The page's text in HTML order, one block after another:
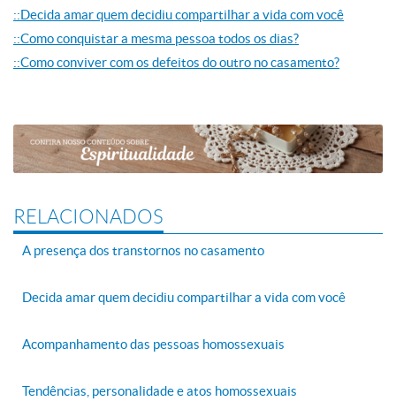
::Decida amar quem decidiu compartilhar a vida com você
::Como conquistar a mesma pessoa todos os dias?
::Como conviver com os defeitos do outro no casamento?
RELACIONADOS
A presença dos transtornos no casamento
Decida amar quem decidiu compartilhar a vida com você
Acompanhamento das pessoas homossexuais
Tendências, personalidade e atos homossexuais